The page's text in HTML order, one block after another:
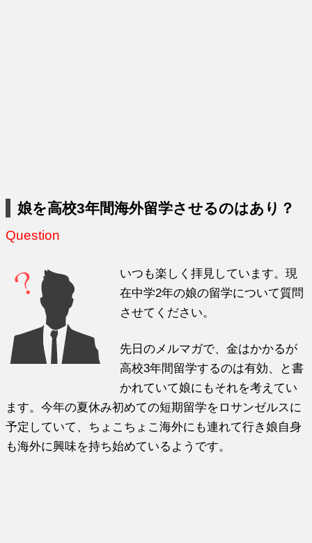
娘を高校3年間海外留学させるのはあり？
Question
いつも楽しく拝見しています。現
在中学2年の娘の留学について質問
させてください。
先日のメルマガで、金はかかるが
高校3年間留学するのは有効、と書
かれていて娘にもそれを考えてい
ます。今年の夏休み初めての短期留学をロサンゼルスに
予定していて、ちょこちょこ海外にも連れて行き娘自身
も海外に興味を持ち始めているようです。